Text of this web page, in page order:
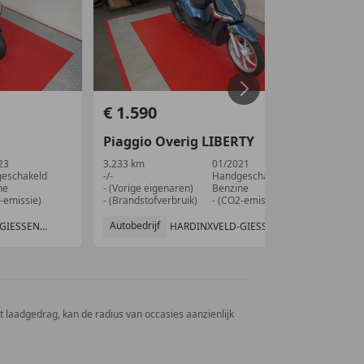
emissie)
HARDINXVELD-GIESSENDAM, NL
€ 1.590
Piaggio Overig LIBERTY
3.233 km
01/2021
-/-
Handgeschakeld
- (Vorige eigenaren)
Benzine
- (Brandstofverbruik)
- (CO2-emissie)
Autobedrijf
kan de radius van occasies aanzienlijk